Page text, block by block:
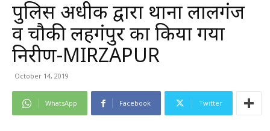
पुलिस अधीक्षक द्वारा थाना लालगंज
व चौकी लहगंपुर का किया गया
निरीक्षण-MIRZAPUR
October 14, 2019
WhatsApp Facebook Twitter